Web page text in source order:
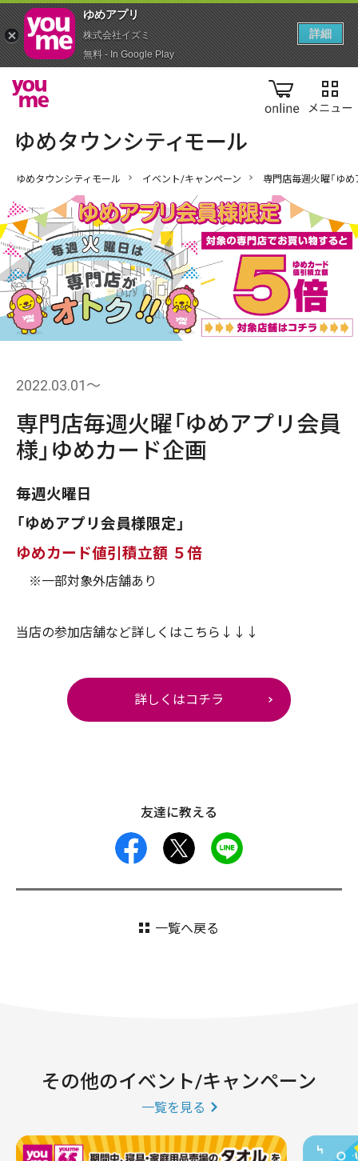
online
ゆめタウンシティモール イベント/キャンペーン 専門店毎週火曜「ゆ
2022.03.01〜
専門店毎週火曜「ゆめアプリ会員
様」ゆめカード企画
毎週火曜日
「ゆめアプリ会員様限定」
ゆめカード値引積立額 ５倍
※一部対象外店舗あり
当店の参加店舗など詳しくはこちら↓↓↓
詳しくはコチラ
友達に教える
facebook
一覧へ戻る
その他のイベント/キャンペーン
一覧を見る
ゆめアプ‪リ‬
株式会社イズミ
無料 - In Google Play
詳細